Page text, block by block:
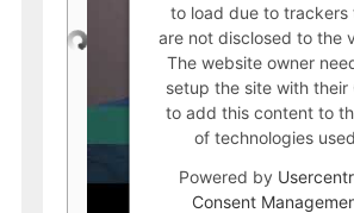
to load due to trackers
are not disclosed to the
The website owner
setup the site with their
to add this content to
of technologies
Powered by
Consent